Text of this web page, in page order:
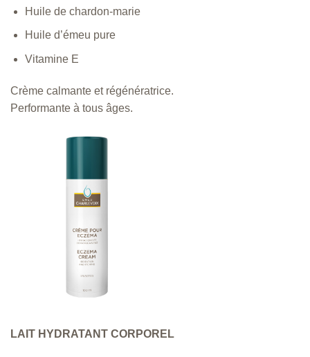
Huile de chardon-marie
Huile d’émeu pure
Vitamine E
Crème calmante et régénératrice.
Performante à tous âges.
LAIT HYDRATANT CORPOREL